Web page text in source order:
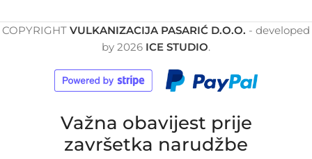
COPYRIGHT VULKANIZACIJA PASARIĆ D.O.O. - developed
by 2026 ICE STUDIO.
Važna obavijest prije
završetka narudžbe